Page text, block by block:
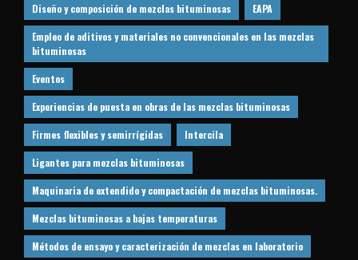
Diseño y composición de mezclas bituminosas EAPA
Empleo de aditivos y materiales no convencionales en las mezclas
bituminosas
Eventos
Experiencias de puesta en obras de las mezclas bituminosas
Firmes flexibles y semirrígidas Intercila
Ligantes para mezclas bituminosas
Maquinaria de extendido y compactación de mezclas bituminosas.
Mezclas bituminosas a bajas temperaturas
Métodos de ensayo y caracterización de mezclas en laboratorio